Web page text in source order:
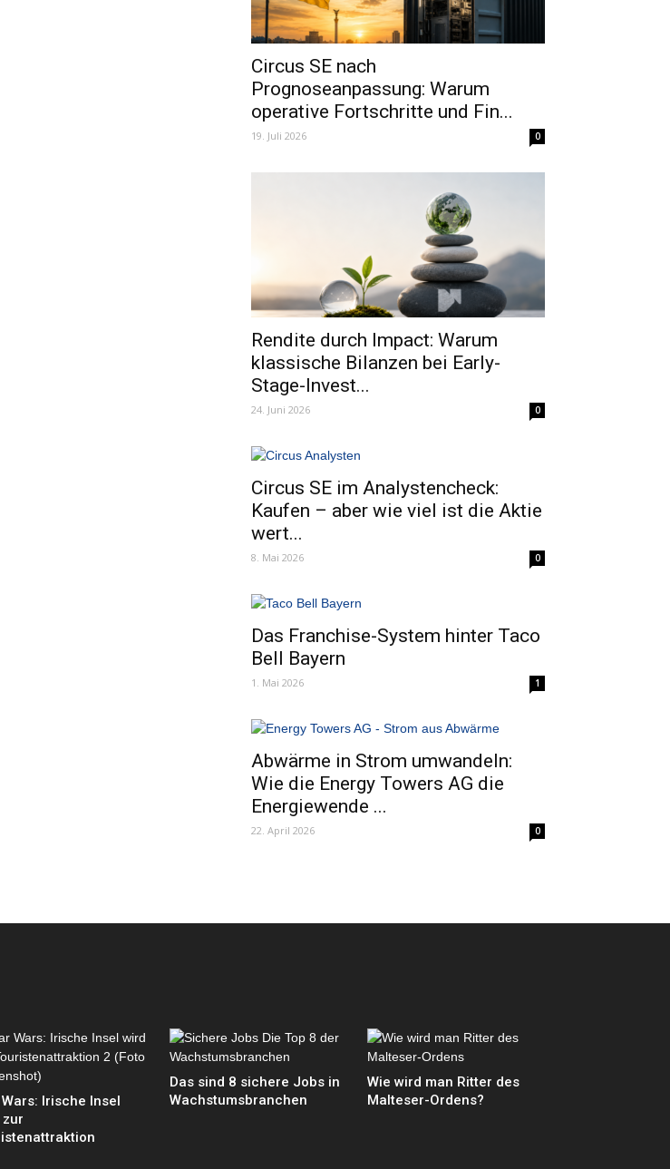
Circus SE nach
Prognoseanpassung: Warum
operative Fortschritte und Fin...
19. Juli 2026 0
Rendite durch Impact: Warum
klassische Bilanzen bei Early-
Stage-Invest...
24. Juni 2026 0
Circus SE im Analystencheck:
Kaufen – aber wie viel ist die Aktie
wert...
8. Mai 2026 0
Das Franchise-System hinter Taco
Bell Bayern
1. Mai 2026 1
Abwärme in Strom umwandeln:
Wie die Energy Towers AG die
Energiewende ...
22. April 2026 0
Irische Insel
Das sind 8 sichere Jobs in
Wachstumsbranchen
Wie wird man Ritter des
Malteser-Ordens?